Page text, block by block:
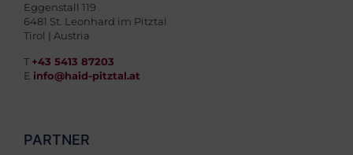
PARTNER
Eggenstall 119
6481 St. Leonhard im Pitztal
Tirol | Austria
T +43 5413 87203
E info@haid-pitztal.at